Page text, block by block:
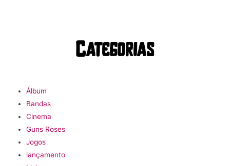
Categorias
Álbum
Bandas
Cinema
Guns Roses
Jogos
lançamento